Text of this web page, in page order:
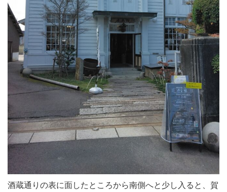
酒蔵通りの表に面したところから南側へと少し入ると、賀